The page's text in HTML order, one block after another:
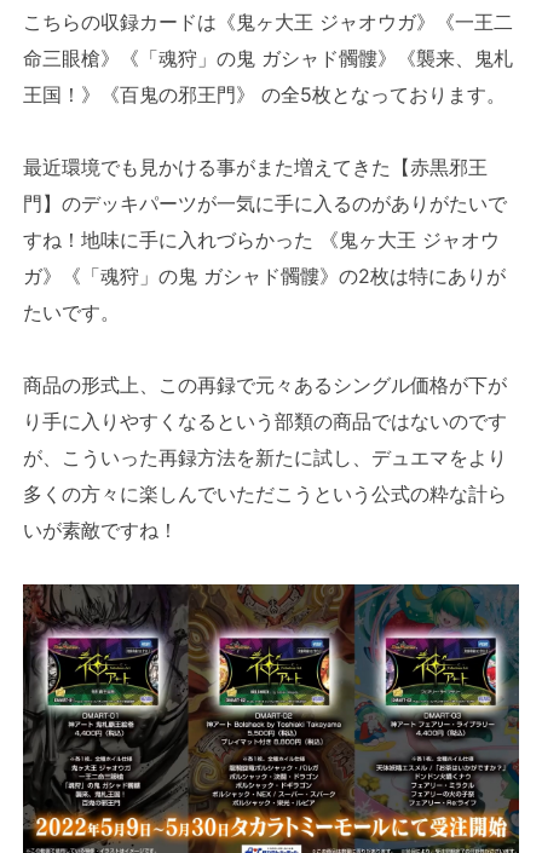
こちらの収録カードは《鬼ヶ大王 ジャオウガ》《一王二
命三眼槍》《「魂狩」の鬼 ガシャド髑髏》《襲来、鬼札
王国！》《百鬼の邪王門》 の全5枚となっております。
最近環境でも見かける事がまた増えてきた【赤黒邪王
門】のデッキパーツが一気に手に入るのがありがたいで
すね！地味に手に入れづらかった 《鬼ヶ大王 ジャオウ
ガ》《「魂狩」の鬼 ガシャド髑髏》の2枚は特にありが
たいです。
商品の形式上、この再録で元々あるシングル価格が下が
り手に入りやすくなるという部類の商品ではないのです
が、こういった再録方法を新たに試し、デュエマをより
多くの方々に楽しんでいただこうという公式の粋な計ら
いが素敵ですね！